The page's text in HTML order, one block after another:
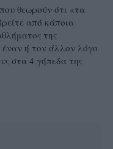
θεωρούν ότι «τα
από κάποια
της
έναν ή τον άλλον λόγο
στα 4 γήπεδα της